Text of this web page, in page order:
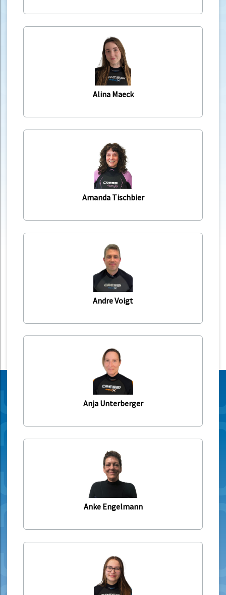
Alina Maeck
Amanda Tischbier
Andre Voigt
Anja Unterberger
Anke Engelmann